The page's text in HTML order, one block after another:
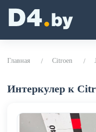
Главная Citroen
Интеркулер к